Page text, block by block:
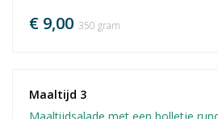
€ 9,00 350 gram
Maaltijd 3